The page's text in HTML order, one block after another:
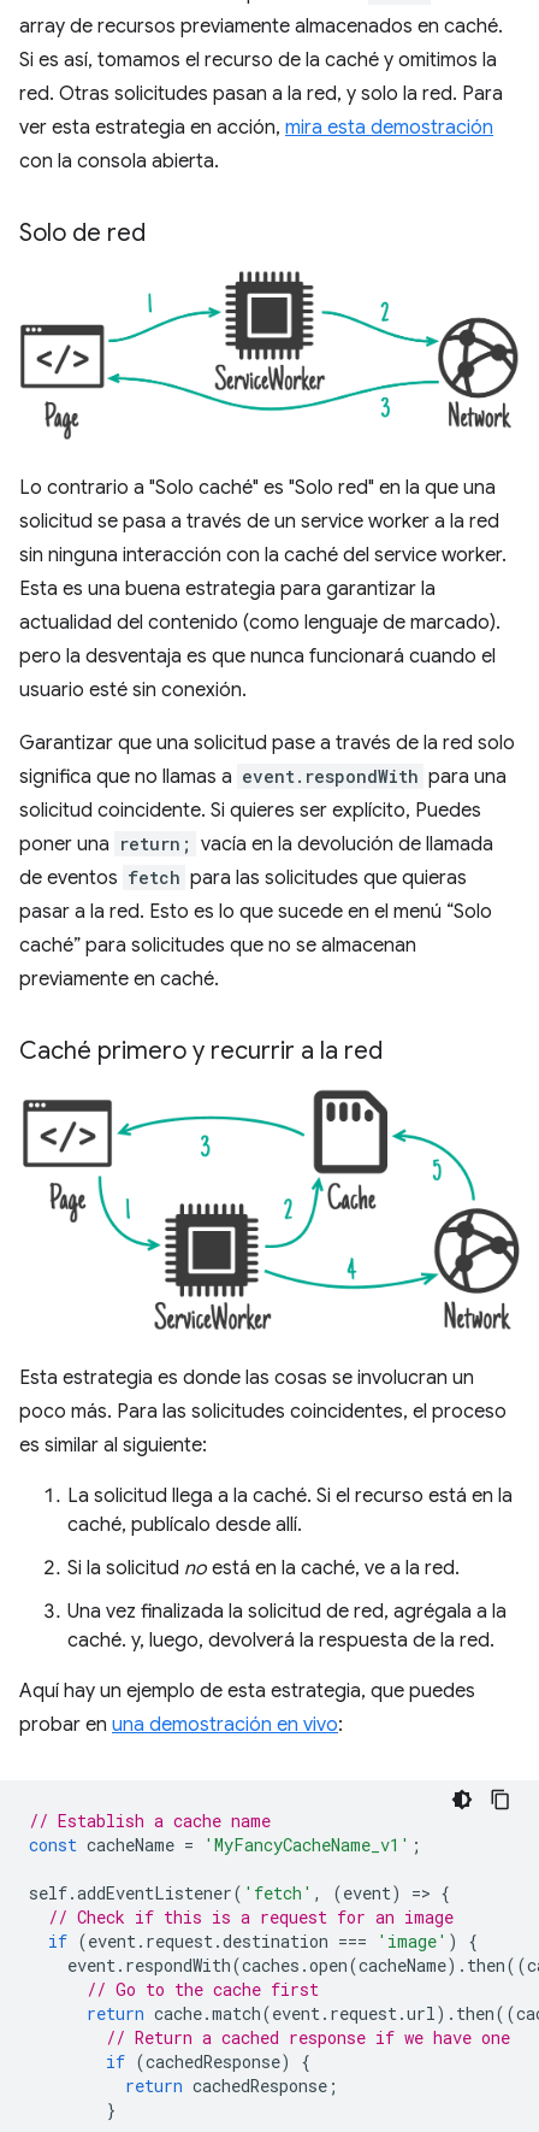
array de recursos previamente almacenados en caché.
Si es así, tomamos el recurso de la caché y omitimos la
red. Otras solicitudes pasan a la red, y solo la red. Para
ver esta estrategia en acción, mira esta demostración
con la consola abierta.
Solo de red
Lo contrario a "Solo caché" es "Solo red" en la que una
solicitud se pasa a través de un service worker a la red
sin ninguna interacción con la caché del service worker.
Esta es una buena estrategia para garantizar la
actualidad del contenido (como lenguaje de marcado).
pero la desventaja es que nunca funcionará cuando el
usuario esté sin conexión.
Garantizar que una solicitud pase a través de la red solo
significa que no llamas a event.respondWith para una
solicitud coincidente. Si quieres ser explícito, Puedes
poner una return; vacía en la devolución de llamada
de eventos fetch para las solicitudes que quieras
pasar a la red. Esto es lo que sucede en el menú “Solo
caché” para solicitudes que no se almacenan
previamente en caché.
Caché primero y recurrir a la red
Esta estrategia es donde las cosas se involucran un
poco más. Para las solicitudes coincidentes, el proceso
es similar al siguiente:
La solicitud llega a la caché. Si el recurso está en la
caché, publícalo desde allí.
Si la solicitud no está en la caché, ve a la red.
Una vez finalizada la solicitud de red, agrégala a la
caché. y, luego, devolverá la respuesta de la red.
Aquí hay un ejemplo de esta estrategia, que puedes
probar en una demostración en vivo:
// Establish a cache name
const cacheName = 'MyFancyCacheName_v1' ;
self.addEventListener( 'fetch' , (event) => {
// Check if this is a request for an image
if (event . request .destination === 'image' )
{
event . respondWith(caches .open(cacheName). then((
// Go to the cache first
return cache.match(event . request .url ). then((
// Return a cached response if we have one
if (cachedResponse)
{
return cachedResponse ;
}